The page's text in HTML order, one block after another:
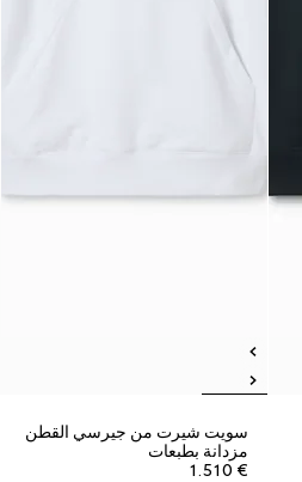
سويت شيرت من جيرسي القطن
مزدانة بطبعات
€ 1.510